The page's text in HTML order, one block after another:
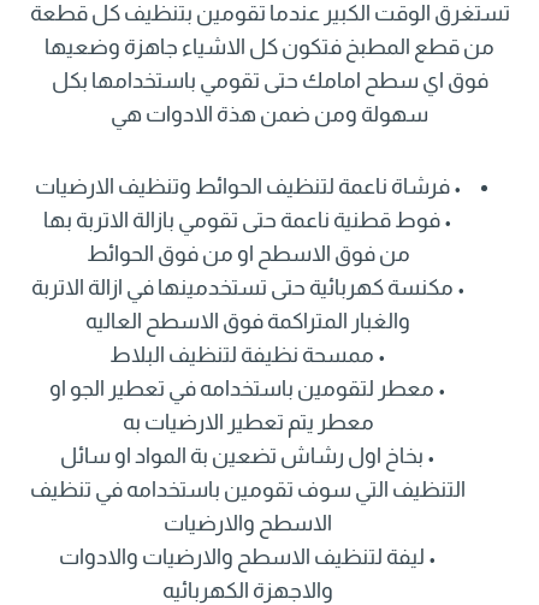
تستغرق الوقت الكبير عندما تقومين بتنظيف كل قطعة
من قطع المطبخ فتكون كل الاشياء جاهزة وضعيها
فوق اي سطح امامك حتى تقومي باستخدامها بكل
سهولة ومن ضمن هذة الادوات هي
• فرشاة ناعمة لتنظيف الحوائط وتنظيف الارضيات
• فوط قطنية ناعمة حتى تقومي بازالة الاتربة بها
من فوق الاسطح او من فوق الحوائط
• مكنسة كهربائية حتى تستخدمينها في ازالة الاتربة
والغبار المتراكمة فوق الاسطح العاليه
• ممسحة نظيفة لتنظيف البلاط
• معطر لتقومين باستخدامه في تعطير الجو او
معطر يتم تعطير الارضيات به
• بخاخ اول رشاش تضعين بة المواد او سائل
التنظيف التي سوف تقومين باستخدامه في تنظيف
الاسطح والارضيات
• ليفة لتنظيف الاسطح والارضيات والادوات
والاجهزة الكهربائيه